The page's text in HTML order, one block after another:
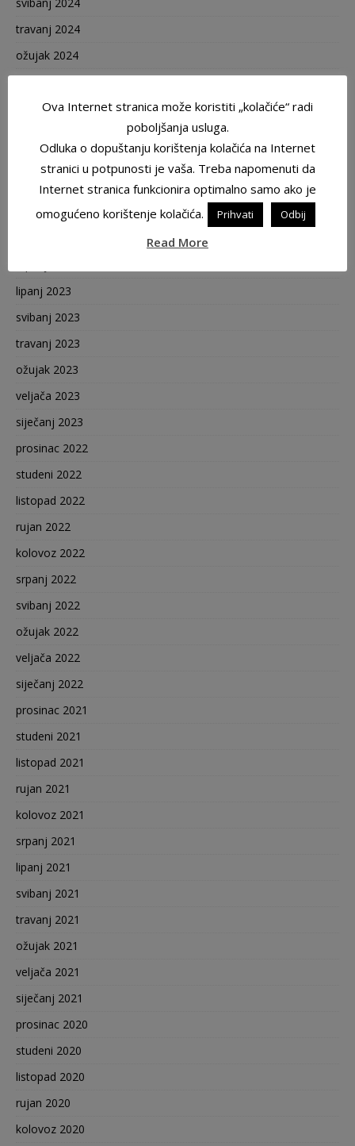
travanj 2024
ožujak 2024
siječanj 2024
listopad 2023
rujan 2023
lipanj 2023
svibanj 2023
travanj 2023
ožujak 2023
veljača 2023
siječanj 2023
prosinac 2022
studeni 2022
listopad 2022
rujan 2022
kolovoz 2022
srpanj 2022
svibanj 2022
ožujak 2022
veljača 2022
siječanj 2022
prosinac 2021
studeni 2021
listopad 2021
rujan 2021
kolovoz 2021
srpanj 2021
lipanj 2021
svibanj 2021
travanj 2021
ožujak 2021
veljača 2021
siječanj 2021
prosinac 2020
studeni 2020
listopad 2020
rujan 2020
kolovoz 2020
Ova Internet stranica može koristiti „kolačiće“ radi
poboljšanja usluga.
Odluka o dopuštanju korištenja kolačića na Internet
stranici u potpunosti je vaša. Treba napomenuti da
Internet stranica funkcionira optimalno samo ako je
omogućeno korištenje kolačića.
Prihvati Odbij
Read More